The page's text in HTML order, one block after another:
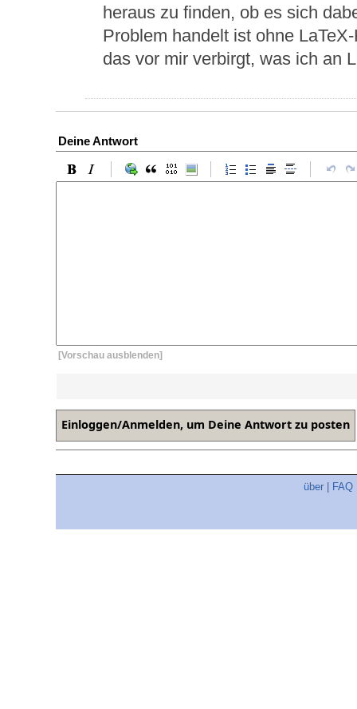
heraus zu finden, ob es sich
Problem handelt ist ohne
das vor mir verbirgt, was ich an
Deine Antwort
[Vorschau ausblenden]
über FAQ